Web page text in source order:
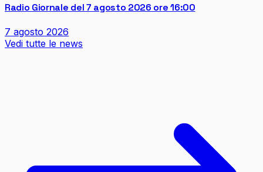
Radio Giornale del 7 agosto 2026 ore 16:00
7 agosto 2026
Vedi tutte le news